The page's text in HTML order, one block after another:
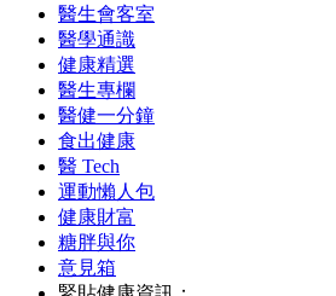
醫生會客室
醫學通識
健康精選
醫生專欄
醫健一分鐘
食出健康
醫 Tech
運動懶人包
健康財富
糖胖與你
意見箱